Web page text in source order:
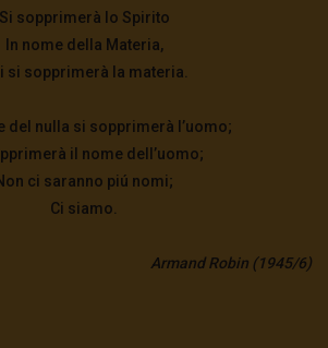
Si sopprimerà lo Spirito
In nome della Materia,
si sopprimerà la materia.
del nulla si sopprimerà l’uomo;
il nome dell’uomo;
ci saranno piú nomi;
Ci siamo.
Armand Robin (1945/6)